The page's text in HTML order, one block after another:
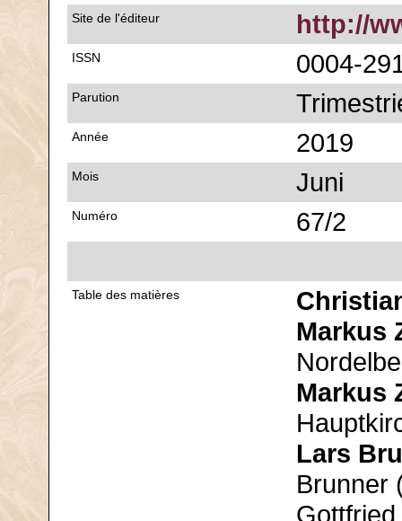
Site de l'éditeur http://
ISSN 0004-
Parution
Année 2019
Mois Juni
Numéro 67/2
Table des matières
Markus
Markus
Lars
Brunner